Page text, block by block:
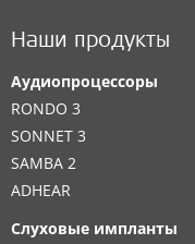
Наши продукты
Аудиопроцессоры
RONDO 3
SONNET 3
SAMBA 2
ADHEAR
Слуховые импланты